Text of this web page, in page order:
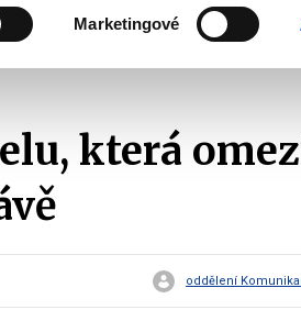
Marketingové
účetnictví
černé duše ve státní správě
která
oddělení